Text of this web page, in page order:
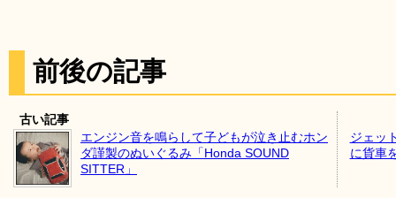
前後の記事
古い記事
エンジン音を鳴らして子どもが泣き止むホン
ダ謹製のぬいぐるみ「Honda SOUND
SITTER」
ジェッ
に貨車